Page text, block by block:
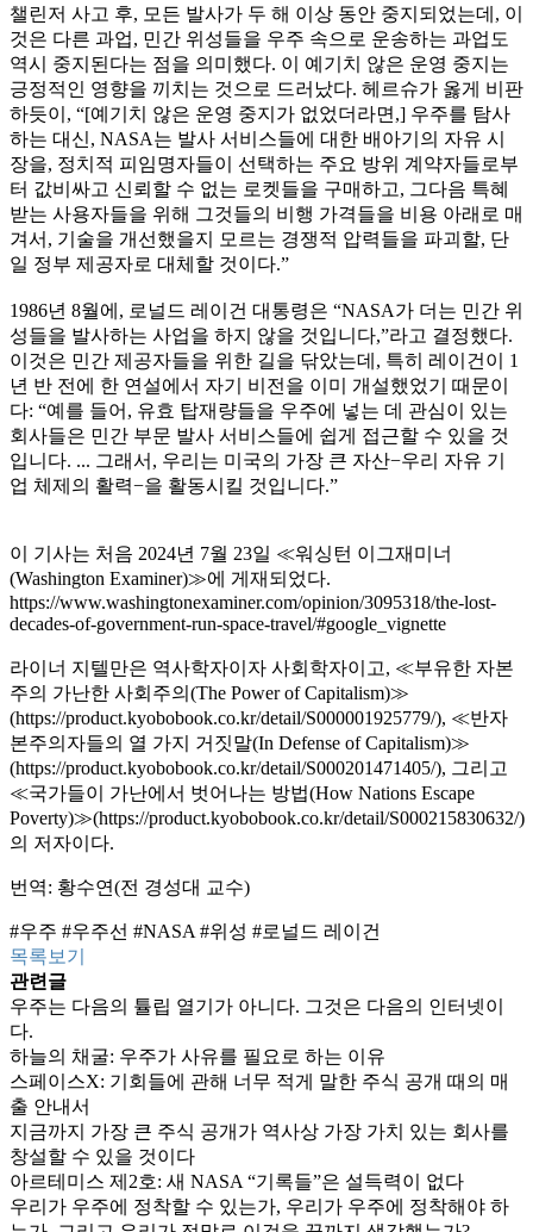
챌린저 사고 후, 모든 발사가 두 해 이상 동안 중지되었는데, 이
것은 다른 과업, 민간 위성들을 우주 속으로 운송하는 과업도
역시 중지된다는 점을 의미했다. 이 예기치 않은 운영 중지는
긍정적인 영향을 끼치는 것으로 드러났다. 헤르슈가 옳게 비판
하듯이, “[예기치 않은 운영 중지가 없었더라면,] 우주를 탐사
하는 대신, NASA는 발사 서비스들에 대한 배아기의 자유 시
장을, 정치적 피임명자들이 선택하는 주요 방위 계약자들로부
터 값비싸고 신뢰할 수 없는 로켓들을 구매하고, 그다음 특혜
받는 사용자들을 위해 그것들의 비행 가격들을 비용 아래로 매
겨서, 기술을 개선했을지 모르는 경쟁적 압력들을 파괴할, 단
일 정부 제공자로 대체할 것이다.”
1986년 8월에, 로널드 레이건 대통령은 “NASA가 더는 민간 위
성들을 발사하는 사업을 하지 않을 것입니다,”라고 결정했다.
이것은 민간 제공자들을 위한 길을 닦았는데, 특히 레이건이 1
년 반 전에 한 연설에서 자기 비전을 이미 개설했었기 때문이
다: “예를 들어, 유효 탑재량들을 우주에 넣는 데 관심이 있는
회사들은 민간 부문 발사 서비스들에 쉽게 접근할 수 있을 것
입니다. ... 그래서, 우리는 미국의 가장 큰 자산−우리 자유 기
업 체제의 활력−을 활동시킬 것입니다.”
이 기사는 처음 2024년 7월 23일 ≪워싱턴 이그재미너
(Washington Examiner)≫에 게재되었다.
https://www.washingtonexaminer.com/opinion/3095318/the-lost-
decades-of-government-run-space-travel/#google_vignette
라이너 지텔만은 역사학자이자 사회학자이고, ≪부유한 자본
주의 가난한 사회주의(The Power of Capitalism)≫
(https://product.kyobobook.co.kr/detail/S000001925779/), ≪반자
본주의자들의 열 가지 거짓말(In Defense of Capitalism)≫
(https://product.kyobobook.co.kr/detail/S000201471405/), 그리고
≪국가들이 가난에서 벗어나는 방법(How Nations Escape
Poverty)≫(https://product.kyobobook.co.kr/detail/S000215830632/)
의 저자이다.
번역: 황수연(전 경성대 교수)
#우주 #우주선 #NASA #위성 #로널드 레이건
목록보기
관련글
우주는 다음의 튤립 열기가 아니다. 그것은 다음의 인터넷이
다.
하늘의 채굴: 우주가 사유를 필요로 하는 이유
스페이스X: 기회들에 관해 너무 적게 말한 주식 공개 때의 매
출 안내서
지금까지 가장 큰 주식 공개가 역사상 가장 가치 있는 회사를
창설할 수 있을 것이다
아르테미스 제2호: 새 NASA “기록들”은 설득력이 없다
우리가 우주에 정착할 수 있는가, 우리가 우주에 정착해야 하